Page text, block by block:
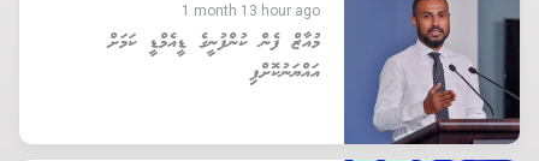
1 month 13 hour ago
މުއާޒް ފެން ކުންފުނީގެ ޑީއެމްޑީ ކަމަށް
އައްޔަނުކޮށްފި